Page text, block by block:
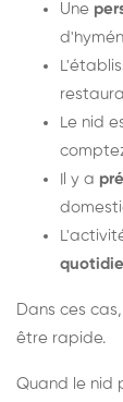
Une
Le nid
Il y a
Dans ces
être rapide.
Quand le nid